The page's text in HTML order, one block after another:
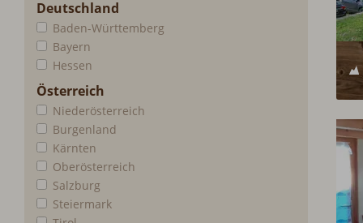
Deutschland
Baden-Württemberg
Bayern
Hessen
Österreich
Niederösterreich
Burgenland
Kärnten
Oberösterreich
Salzburg
Steiermark